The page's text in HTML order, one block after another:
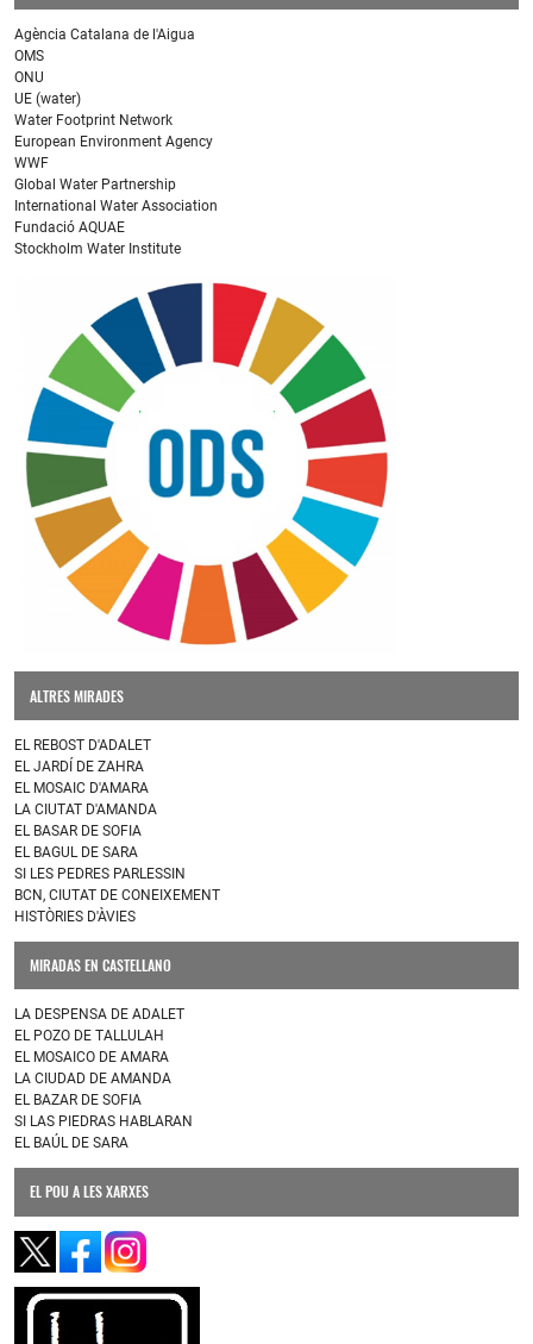
Agència Catalana de l'Aigua
OMS
ONU
UE (water)
Water Footprint Network
European Environment Agency
WWF
Global Water Partnership
International Water Association
Fundació AQUAE
Stockholm Water Institute
ALTRES MIRADES
EL REBOST D'ADALET
EL JARDÍ DE ZAHRA
EL MOSAIC D'AMARA
LA CIUTAT D'AMANDA
EL BASAR DE SOFIA
EL BAGUL DE SARA
SI LES PEDRES PARLESSIN
BCN, CIUTAT DE CONEIXEMENT
HISTÒRIES D'ÀVIES
MIRADAS EN CASTELLANO
LA DESPENSA DE ADALET
EL POZO DE TALLULAH
EL MOSAICO DE AMARA
LA CIUDAD DE AMANDA
EL BAZAR DE SOFIA
SI LAS PIEDRAS HABLARAN
EL BAÚL DE SARA
EL POU A LES XARXES